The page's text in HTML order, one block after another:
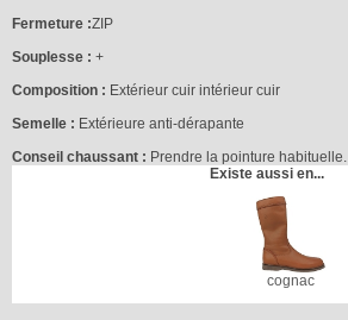
Fermeture :ZIP
Souplesse : +
Composition : Extérieur cuir intérieur cuir
Semelle : Extérieure anti-dérapante
Conseil chaussant : Prendre la pointure habituelle.
Existe aussi en...
cognac